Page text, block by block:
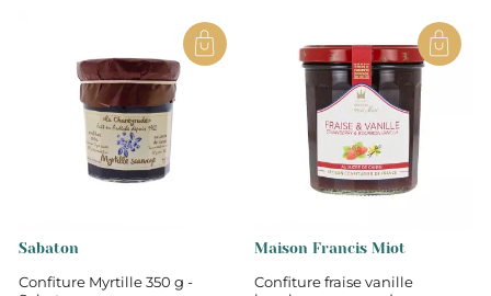
Sabaton
Confiture Myrtille 350 g -
Maison Francis Miot
Confiture fraise vanille